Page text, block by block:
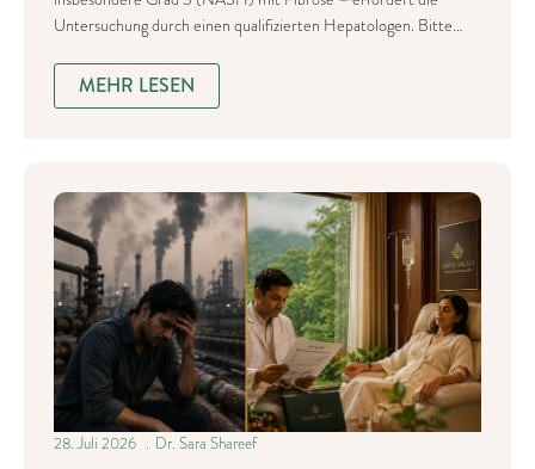
Untersuchung durch einen qualifizierten Hepatologen. Bitte…
MEHR LESEN
28. Juli 2026 Dr. Sara Shareef